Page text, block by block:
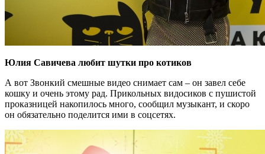
Юлия Савичева любит шутки про котиков
А вот Звонкий смешные видео снимает сам – он завел себе
кошку и очень этому рад. Прикольных видосиков с пушистой
проказницей накопилось много, сообщил музыкант, и скоро
он обязательно поделится ими в соцсетях.